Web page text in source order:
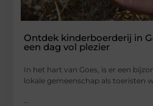
Ontdek kinderboerderij in
een dag vol plezier
In het hart van Goes, is er een
lokale gemeenschap als toeristen
...